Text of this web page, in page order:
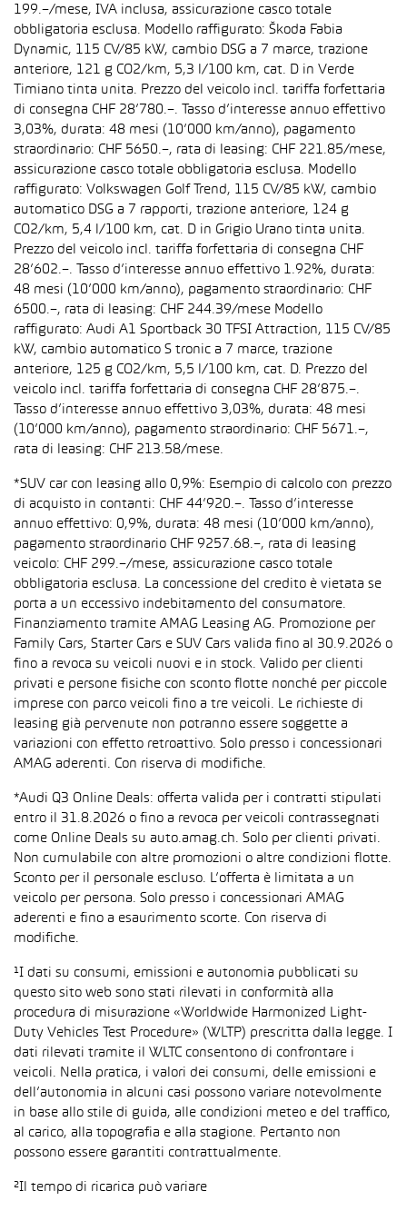
199.–/mese, IVA inclusa, assicurazione casco totale
obbligatoria esclusa. Modello raffigurato: Škoda Fabia
Dynamic, 115 CV/85 kW, cambio DSG a 7 marce, trazione
anteriore, 121 g CO2/km, 5,3 l/100 km, cat. D in Verde
Timiano tinta unita. Prezzo del veicolo incl. tariffa forfettaria
di consegna CHF 28’780.–. Tasso d’interesse annuo effettivo
3,03%, durata: 48 mesi (10’000 km/anno), pagamento
straordinario: CHF 5650.–, rata di leasing: CHF 221.85/mese,
assicurazione casco totale obbligatoria esclusa. Modello
raffigurato: Volkswagen Golf Trend, 115 CV/85 kW, cambio
automatico DSG a 7 rapporti, trazione anteriore, 124 g
CO2/km, 5,4 l/100 km, cat. D in Grigio Urano tinta unita.
Prezzo del veicolo incl. tariffa forfettaria di consegna CHF
28’602.–. Tasso d’interesse annuo effettivo 1.92%, durata:
48 mesi (10’000 km/anno), pagamento straordinario: CHF
6500.–, rata di leasing: CHF 244.39/mese Modello
raffigurato: Audi A1 Sportback 30 TFSI Attraction, 115 CV/85
kW, cambio automatico S tronic a 7 marce, trazione
anteriore, 125 g CO2/km, 5,5 l/100 km, cat. D. Prezzo del
veicolo incl. tariffa forfettaria di consegna CHF 28’875.–.
Tasso d’interesse annuo effettivo 3,03%, durata: 48 mesi
(10’000 km/anno), pagamento straordinario: CHF 5671.–,
rata di leasing: CHF 213.58/mese.
*SUV car con leasing allo 0,9%: Esempio di calcolo con prezzo
di acquisto in contanti: CHF 44’920.–. Tasso d’interesse
annuo effettivo: 0,9%, durata: 48 mesi (10’000 km/anno),
pagamento straordinario CHF 9257.68.–, rata di leasing
veicolo: CHF 299.–/mese, assicurazione casco totale
obbligatoria esclusa. La concessione del credito è vietata se
porta a un eccessivo indebitamento del consumatore.
Finanziamento tramite AMAG Leasing AG. Promozione per
Family Cars, Starter Cars e SUV Cars valida fino al 30.9.2026 o
fino a revoca su veicoli nuovi e in stock. Valido per clienti
privati e persone fisiche con sconto flotte nonché per piccole
imprese con parco veicoli fino a tre veicoli. Le richieste di
leasing già pervenute non potranno essere soggette a
variazioni con effetto retroattivo. Solo presso i concessionari
AMAG aderenti. Con riserva di modifiche.
*Audi Q3 Online Deals: offerta valida per i contratti stipulati
entro il 31.8.2026 o fino a revoca per veicoli contrassegnati
come Online Deals su auto.amag.ch. Solo per clienti privati.
Non cumulabile con altre promozioni o altre condizioni flotte.
Sconto per il personale escluso. L’offerta è limitata a un
veicolo per persona. Solo presso i concessionari AMAG
aderenti e fino a esaurimento scorte. Con riserva di
modifiche.
¹I dati su consumi, emissioni e autonomia pubblicati su
questo sito web sono stati rilevati in conformità alla
procedura di misurazione «Worldwide Harmonized Light-
Duty Vehicles Test Procedure» (WLTP) prescritta dalla legge. I
dati rilevati tramite il WLTC consentono di confrontare i
veicoli. Nella pratica, i valori dei consumi, delle emissioni e
dell’autonomia in alcuni casi possono variare notevolmente
in base allo stile di guida, alle condizioni meteo e del traffico,
al carico, alla topografia e alla stagione. Pertanto non
possono essere garantiti contrattualmente.
²Il tempo di ricarica può variare